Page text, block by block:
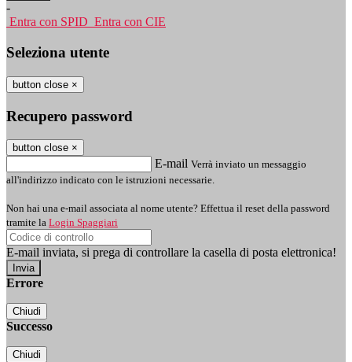
-
Entra con SPID Entra con CIE
Seleziona utente
button close ×
Recupero password
button close ×
E-mail Verrà inviato un messaggio
all'indirizzo indicato con le istruzioni necessarie.
Non hai una e-mail associata al nome utente? Effettua il reset della password
tramite la Login Spaggiari
E-mail inviata, si prega di controllare la casella di posta elettronica!
Errore
Chiudi
Successo
Chiudi